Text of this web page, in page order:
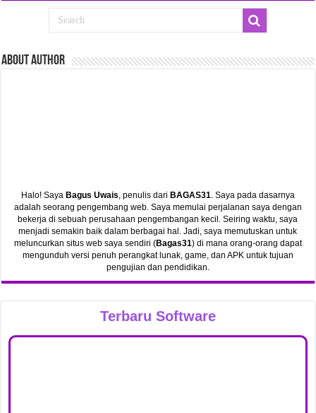
ABout Author
Halo! Saya Bagus Uwais, penulis dari BAGAS31. Saya pada dasarnya
adalah seorang pengembang web. Saya memulai perjalanan saya dengan
bekerja di sebuah perusahaan pengembangan kecil. Seiring waktu, saya
menjadi semakin baik dalam berbagai hal. Jadi, saya memutuskan untuk
meluncurkan situs web saya sendiri (Bagas31) di mana orang-orang dapat
mengunduh versi penuh perangkat lunak, game, dan APK untuk tujuan
pengujian dan pendidikan.
Terbaru Software